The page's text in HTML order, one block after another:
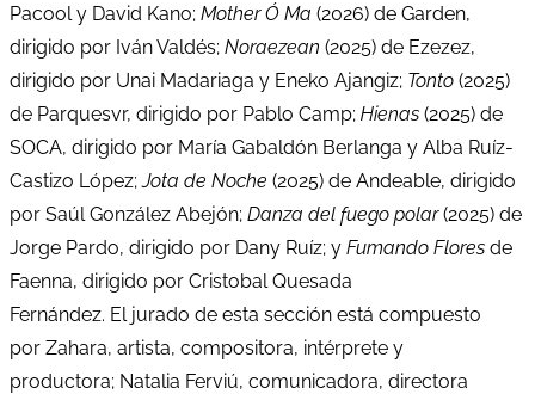
Pacool y David Kano; Mother Ó Ma (2026) de Garden,
dirigido por Iván Valdés; Noraezean (2025) de Ezezez,
dirigido por Unai Madariaga y Eneko Ajangiz; Tonto (2025)
de Parquesvr, dirigido por Pablo Camp; Hienas (2025) de
SOCA, dirigido por María Gabaldón Berlanga y Alba Ruíz-
Castizo López;Jota de Noche (2025) de Andeable, dirigido
por Saúl González Abejón; Danza del fuego polar(2025) de
Jorge Pardo, dirigido por Dany Ruíz; y Fumando Flores de
Faenna, dirigido por Cristobal Quesada
Fernández. El jurado de esta sección está compuesto
por Zahara, artista, compositora, intérprete y
productora; Natalia Ferviú, comunicadora, directora